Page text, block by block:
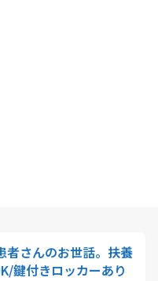
者さんのお世話。扶養
鍵付きロッカーあり